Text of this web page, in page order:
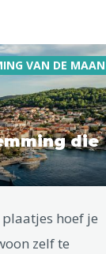
VAN DE
die
hoef je
zelf te